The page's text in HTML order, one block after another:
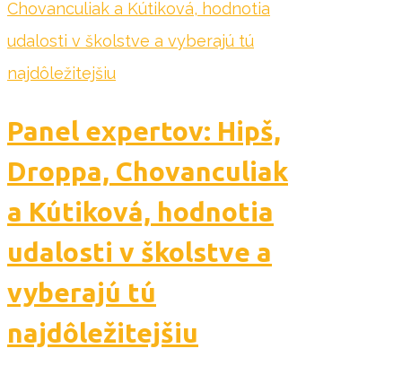
Panel expertov: Hipš,
Droppa, Chovanculiak
a Kútiková, hodnotia
udalosti v školstve a
vyberajú tú
najdôležitejšiu